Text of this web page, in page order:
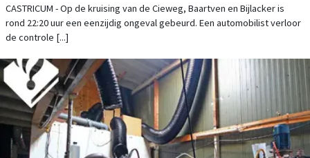
CASTRICUM - Op de kruising van de Cieweg, Baartven en Bijlacker is
rond 22:20 uur een eenzijdig ongeval gebeurd. Een automobilist verloor
de controle [...]